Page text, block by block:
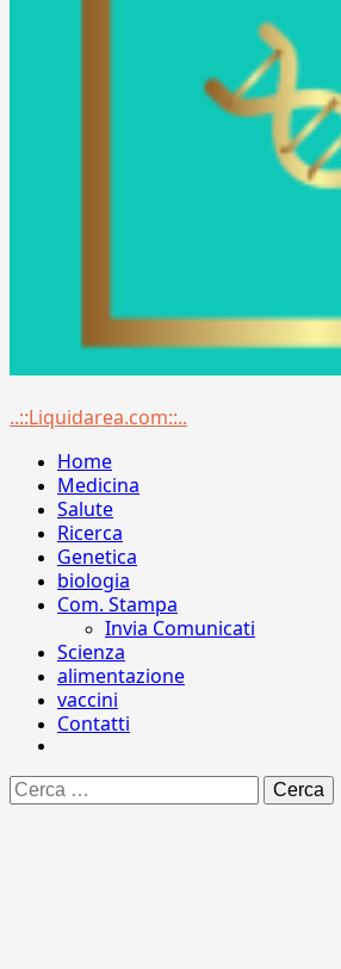
Menu
..::Liquidarea.com::..
Home
Medicina
Salute
Ricerca
Genetica
biologia
Com. Stampa
Invia Comunicati
Scienza
alimentazione
vaccini
Contatti
Ricerca
per: